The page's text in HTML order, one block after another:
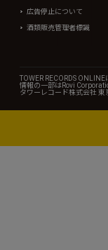
広告停止について
酒類販売管理者標識
TOWER RECORDS
情報の一部はRovi
タワーレコード株式会社